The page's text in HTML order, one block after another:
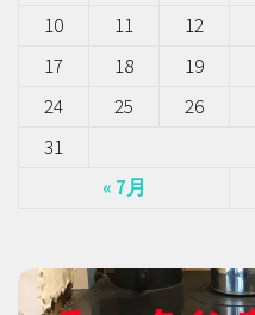
« 7月
10
11 12
17
18 19
24
25 26
31